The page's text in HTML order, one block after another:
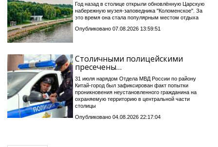
Год назад в столице открыли обновлённую Царскую
набережную музея-заповедника "Коломенское". За
это время она стала популярным местом отдыха
Опубликовано 07.08.2026 13:59:51
Столичными полицейскими
пресечены…
31 июля нарядом Отдела МВД России по району
Китай-город был зафиксирован факт попытки
проникновения неустановленного гражданина на
охраняемую территорию в центральной части
столицы
Опубликовано 04.08.2026 22:17:04